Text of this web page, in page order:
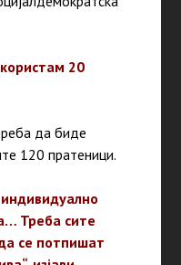
20
да биде
120 пратеници.
Треба сите
се потпишат